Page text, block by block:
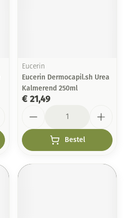
Eucerin
Eucerin Dermocapil.sh Urea
Kalmerend 250ml
€ 21,49
Bestel